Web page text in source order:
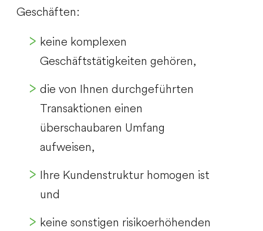
Geschäften:
keine komplexen
Geschäftstätigkeiten gehören,
die von Ihnen durchgeführten
Transaktionen einen
überschaubaren Umfang
aufweisen,
Ihre Kundenstruktur homogen ist
und
keine sonstigen risikoerhöhenden